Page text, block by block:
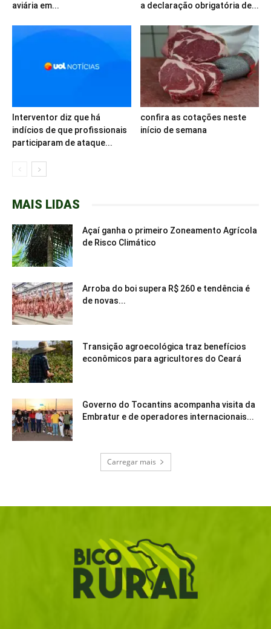
aviária em...
a declaração obrigatória de...
Interventor diz que há
indícios de que profissionais
participaram de ataque...
confira as cotações neste
início de semana
MAIS LIDAS
Açaí ganha o primeiro Zoneamento Agrícola
de Risco Climático
Arroba do boi supera R$ 260 e tendência é
de novas...
Transição agroecológica traz benefícios
econômicos para agricultores do Ceará
Governo do Tocantins acompanha visita da
Embratur e de operadores internacionais...
Carregar mais